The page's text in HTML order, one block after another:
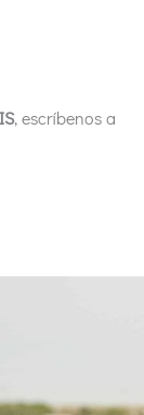
, escríbenos a